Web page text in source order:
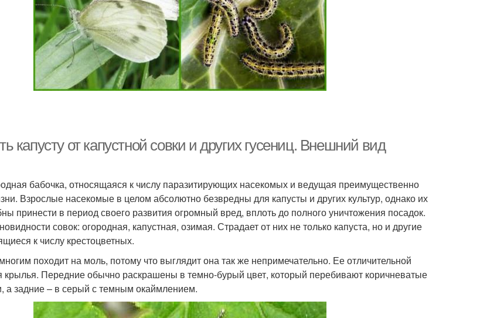
капусту от капустной совки и других гусениц. Внешний вид
бабочка, относящаяся к числу паразитирующих насекомых и ведущая преимущественно
Взрослые насекомые в целом абсолютно безвредны для капусты и других культур, однако их
принести в период своего развития огромный вред, вплоть до полного уничтожения посадок.
совок: огородная, капустная, озимая. Страдает от них не только капуста, но и другие
к числу крестоцветных.
походит на моль, потому что выглядит она так же непримечательно. Ее отличительной
крылья. Передние обычно раскрашены в темно-бурый цвет, который перебивают коричневатые
а задние – в серый с темным окаймлением.